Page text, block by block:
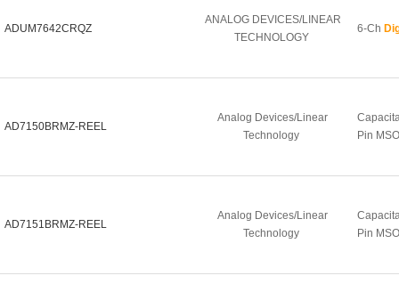
ADUM7642CRQZ
ANALOG DEVICES/LINEAR
TECHNOLOGY
6-Ch
AD7150BRMZ-REEL
Analog Devices/Linear
Technology
Pin
AD7151BRMZ-REEL
Analog Devices/Linear
Technology
Pin